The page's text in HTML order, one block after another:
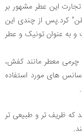
این عطر مشهور بر
"آب کلن" کرد.پس از چندی این
و به عنوان تونیک و عطر
جانبی چرمی معطر مانند کفش،
های مورد استفاده
که ظریف تر و طبیعی تر